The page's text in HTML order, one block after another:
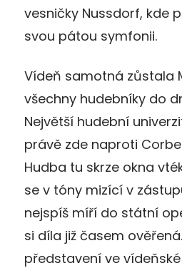
vesničky Nussdorf, kde
svou pátou symfonii.
Vídeň samotná zůstala
všechny hudebníky do
Největší hudební
právě zde naproti
Hudba tu skrze okna
se v tóny mizící v
nejspíš míří do státní
si díla již časem
představení ve